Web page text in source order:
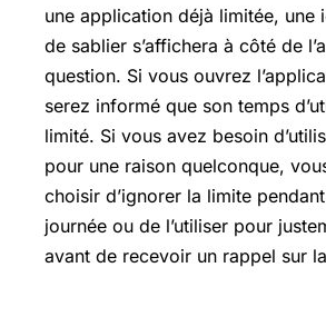
une application déjà limitée, une
de sablier s’affichera à côté de
question. Si vous ouvrez
serez informé que son temps
limité. Si vous avez besoin
pour une raison quelconque,
choisir d’ignorer la limite
journée ou de l’utiliser pour
avant de recevoir un rappel sur